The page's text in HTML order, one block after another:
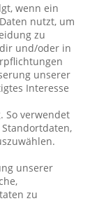
wenn ein
nutzt, um
zu
und/oder in
unserer
Interesse
So verwendet
unserer
zu